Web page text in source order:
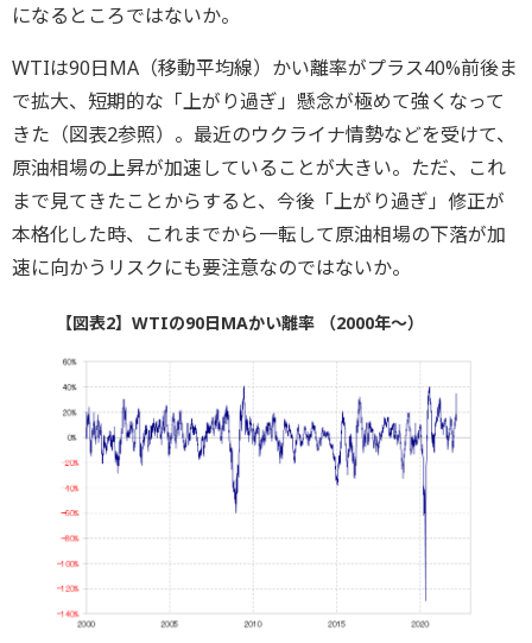
になるところではないか。
WTIは90日MA（移動平均線）かい離率がプラス40%前後ま
で拡大、短期的な「上がり過ぎ」懸念が極めて強くなって
きた（図表2参照）。最近のウクライナ情勢などを受けて、
原油相場の上昇が加速していることが大きい。ただ、これ
まで見てきたことからすると、今後「上がり過ぎ」修正が
本格化した時、これまでから一転して原油相場の下落が加
速に向かうリスクにも要注意なのではないか。
【図表2】WTIの90日MAかい離率 （2000年～）